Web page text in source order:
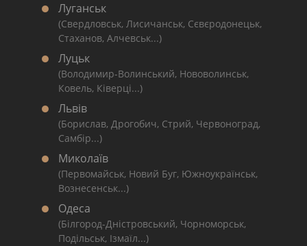
Луганськ
(Свердловськ, Лисичанськ, Сєвєродонецьк,
Стаханов, Алчевськ...)
Луцьк
(Володимир-Волинський, Нововолинськ,
Ковель, Ківерці...)
Львів
(Борислав, Дрогобич, Стрий, Червоноград,
Самбір...)
Миколаїв
(Первомайськ, Новий Буг, Южноукраїнськ,
Вознесенськ...)
Одеса
(Білгород-Дністровський, Чорноморськ,
Подільськ, Ізмаїл...)